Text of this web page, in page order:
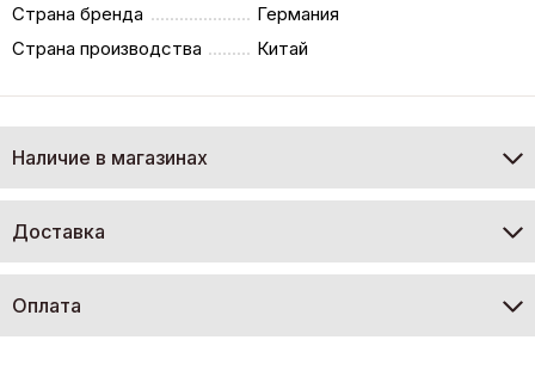
Страна бренда
Германия
Страна производства
Китай
Наличие в магазинах
Доставка
Оплата